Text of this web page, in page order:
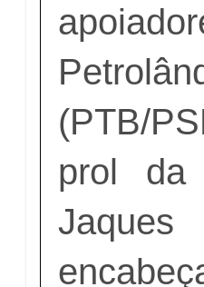
(PTB/
prol da